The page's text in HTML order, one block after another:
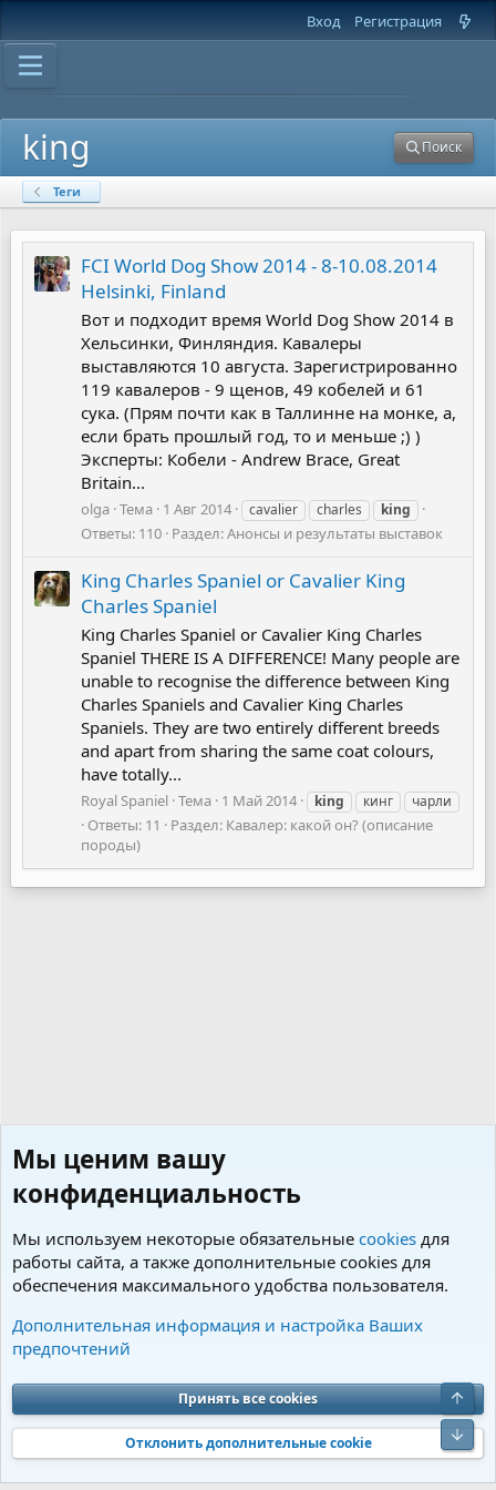
Вход Регистрация
king Поиск
Теги
FCI World Dog Show 2014 - 8-10.08.2014
Helsinki, Finland
Вот и подходит время World Dog Show 2014 в
Хельсинки, Финляндия. Кавалеры
выставляются 10 августа. Зарегистрированно
119 кавалеров - 9 щенов, 49 кобелей и 61
сука. (Прям почти как в Таллинне на монке, а,
если брать прошлый год, то и меньше ;) )
Эксперты: Кобели - Andrew Brace, Great
Britain...
olga Тема 1 Авг 2014 cavalier charles king
Ответы: 110 Раздел:Анонсы и результаты выставок
King Charles Spaniel or Cavalier King
Charles Spaniel
King Charles Spaniel or Cavalier King Charles
Spaniel THERE IS A DIFFERENCE! Many people are
unable to recognise the difference between King
Charles Spaniels and Cavalier King Charles
Spaniels. They are two entirely different breeds
and apart from sharing the same coat colours,
have totally...
Royal Spaniel Тема 1 Май 2014 king кинг чарли
Ответы: 11 Раздел: Кавалер: какой он? (описание
породы)
Теги
Cookies Charm by DCom
Обратная связь
Условия и правила
Политика конфиденциальности
Помощь
S
S
Community platform by XenForo® © 2010-2026 XenForo Ltd. Перевод от
Jumuro®|Media embeds via s9e/MediaSites
Мы ценим вашу
конфиденциальность
Мы используем некоторые обязательные cookies для
работы сайта, а также дополнительные cookies для
обеспечения максимального удобства пользователя.
Дополнительная информация и настройка Ваших
предпочтений
Принять все cookies
Отклонить дополнительные cookie
Верх
Низ